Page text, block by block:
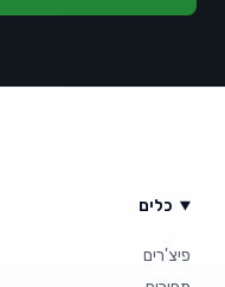
כלים
פיצ'רים